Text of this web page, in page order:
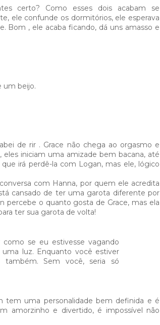
certo? Como esses dois acabam se
ele confunde os dormitórios, ele esperava
Bom , ele acaba ficando, dá uns amasso e
um beijo.
de rir . Grace não chega ao orgasmo e
iniciam uma amizade bem bacana, até
irá perdê-la com Logan, mas ele, lógico
com Hanna, por quem ele acredita
cansado de ter uma garota diferente por
percebe o quanto gosta de Grace, mas ela
ter sua garota de volta!
como se eu estivesse vagando
luz. Enquanto você estiver
Sem você, seria só
tem uma personalidade bem definida e é
amorzinho e divertido, é impossível não